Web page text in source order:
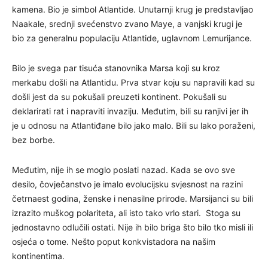
kamena. Bio je simbol Atlantide. Unutarnji krug je predstavljao
Naakale, srednji svećenstvo zvano Maye, a vanjski krugi je
bio za generalnu populaciju Atlantide, uglavnom Lemurijance.
Bilo je svega par tisuća stanovnika Marsa koji su kroz
merkabu došli na Atlantidu. Prva stvar koju su napravili kad su
došli jest da su pokušali preuzeti kontinent. Pokušali su
deklarirati rat i napraviti invaziju. Međutim, bili su ranjivi jer ih
je u odnosu na Atlantiđane bilo jako malo. Bili su lako poraženi,
bez borbe.
Međutim, nije ih se moglo poslati nazad. Kada se ovo sve
desilo, čovječanstvo je imalo evolucijsku svjesnost na razini
četrnaest godina, ženske i nenasilne prirode. Marsijanci su bili
izrazito muškog polariteta, ali isto tako vrlo stari. Stoga su
jednostavno odlučili ostati. Nije ih bilo briga što bilo tko misli ili
osjeća o tome. Nešto poput konkvistadora na našim
kontinentima.